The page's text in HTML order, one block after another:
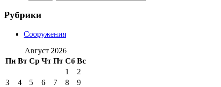
Рубрики
Сооружения
Август 2026
Пн Вт Ср Чт Пт Сб Вс
1
2
3
4 5 6 7 8
9